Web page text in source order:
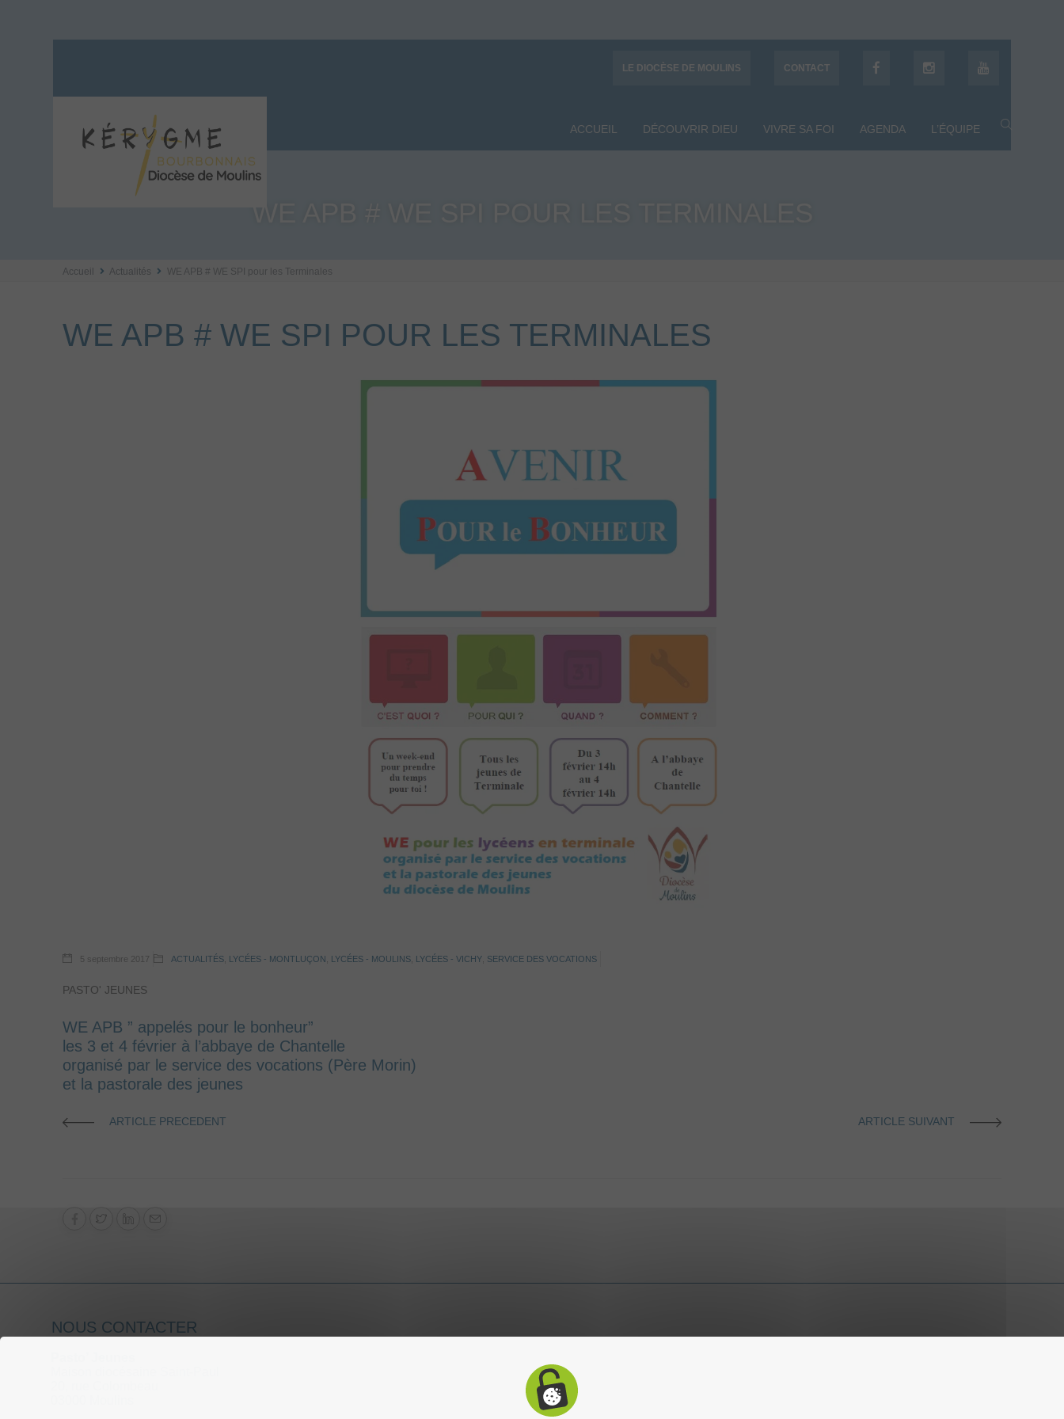
LE DIOCÈSE DE MOULINS CONTACT
ACCUEIL DÉCOUVRIR DIEU VIVRE SA FOI AGENDA L’ÉQUIPE
Accueil Actualités WE APB # WE SPI pour les Terminales
WE APB # WE SPI POUR LES TERMINALES
5 septembre 2017 ACTUALITÉS LYCÉES - MONTLUÇON LYCÉES - MOULINS LYCÉES - VICHY SERVICE DES VOCATIONS
PASTO' JEUNES
WE APB ” appelés pour le bonheur”
les 3 et 4 février à l’abbaye de Chantelle
organisé par le service des vocations (Père Morin)
et la pastorale des jeunes
ARTICLE PRECEDENT ARTICLE SUIVANT
NOUS CONTACTER